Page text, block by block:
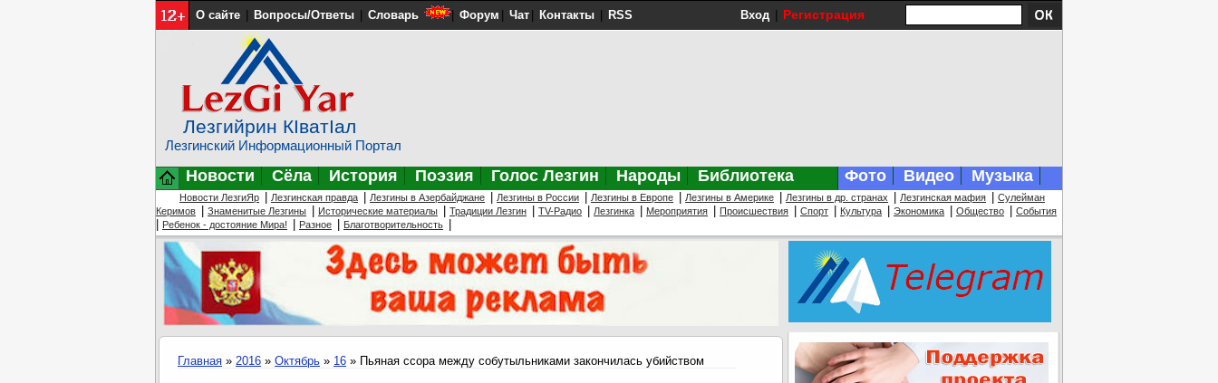
О сайте Вопросы/Ответы Словарь Форум Чат Контакты RSS Вход Регистрация
Лезгийрин КIватIал
Лезгинский Информационный Портал
Новости Сёла История Поэзия Голос Лезгин Народы Библиотека Фото Видео Музыка
Новости ЛезгиЯр Лезгинская правда Лезгины в Азербайджане Лезгины в России Лезгины в Европе Лезгины в Америке Лезгины в др. странах Лезгинская мафия
Сулейман
Керимов
Знаменитые Лезгины Исторические материалы Традиции Лезгин TV-Радио Лезгинка Мероприятия Происшествия Спорт Культура Экономика Общество События
Ребенок - достояние Мира! Разное Благотворительность
Главная » 2016 » Октябрь » 16 » Пьяная ссора между собутыльниками закончилась убийством